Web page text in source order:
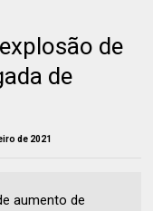
de
de
de 2021
aumento de